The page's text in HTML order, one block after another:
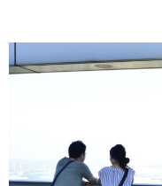
AFFLUXダイヤモンド
フェア・ニュース
ブログ・お客様の声